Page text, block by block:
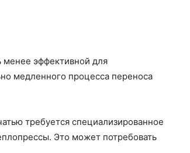
эффективной для
медленного процесса переноса
требуется специализированное
Это может потребовать